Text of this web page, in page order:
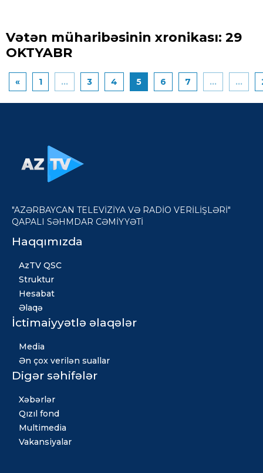
Vətən müharibəsinin xronikası: 29
OKTYABR
« 1 ... 3 4 5 6 7 ... ...
"AZƏRBAYCAN TELEVİZİYA VƏ RADİO VERİLİŞLƏRİ"
QAPALI SƏHMDAR CƏMİYYƏTİ
Haqqımızda
AzTV QSC
Struktur
Hesabat
Əlaqə
İctimaiyyətlə əlaqələr
Media
Ən çox verilən suallar
Digər səhifələr
Xəbərlər
Qızıl fond
Multimedia
Vakansiyalar